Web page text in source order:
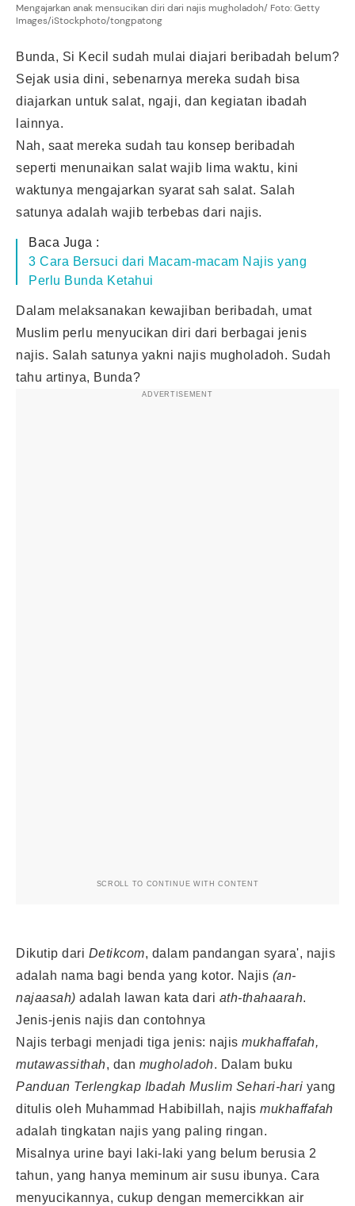
Mengajarkan anak mensucikan diri dari najis mugholadoh/ Foto: Getty
Images/iStockphoto/tongpatong
Bunda, Si Kecil sudah mulai diajari beribadah belum?
Sejak usia dini, sebenarnya mereka sudah bisa
diajarkan untuk salat, ngaji, dan kegiatan ibadah
lainnya.
Nah, saat mereka sudah tau konsep beribadah
seperti menunaikan salat wajib lima waktu, kini
waktunya mengajarkan syarat sah salat. Salah
satunya adalah wajib terbebas dari najis.
Baca Juga :
3 Cara Bersuci dari Macam-macam Najis yang
Perlu Bunda Ketahui
Dalam melaksanakan kewajiban beribadah, umat
Muslim perlu menyucikan diri dari berbagai jenis
najis. Salah satunya yakni najis mugholadoh. Sudah
tahu artinya, Bunda?
ADVERTISEMENT
SCROLL TO CONTINUE WITH CONTENT
Dikutip dari Detikcom, dalam pandangan syara', najis
adalah nama bagi benda yang kotor. Najis (an-
najaasah) adalah lawan kata dari ath-thahaarah.
Jenis-jenis najis dan contohnya
Najis terbagi menjadi tiga jenis: najis mukhaffafah,
mutawassithah, dan mugholadoh. Dalam buku
Panduan Terlengkap Ibadah Muslim Sehari-hari yang
ditulis oleh Muhammad Habibillah, najis mukhaffafah
adalah tingkatan najis yang paling ringan.
Misalnya urine bayi laki-laki yang belum berusia 2
tahun, yang hanya meminum air susu ibunya. Cara
menyucikannya, cukup dengan memercikkan air